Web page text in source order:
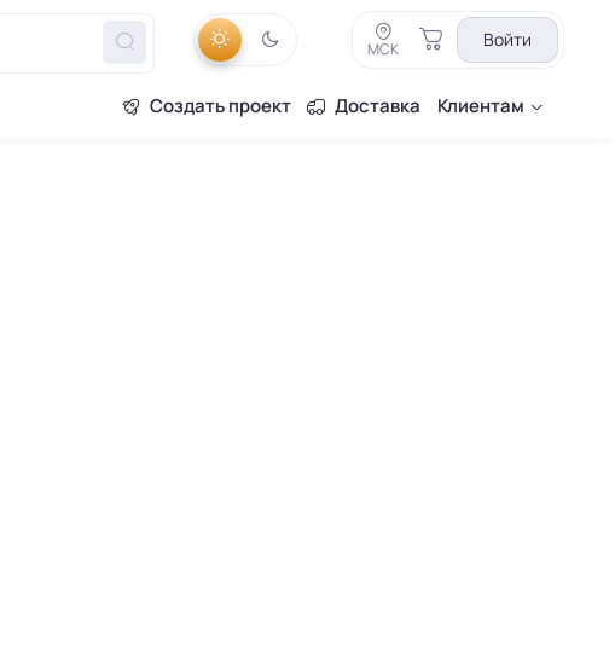
МСК Войти
Создать проект Доставка Клиентам